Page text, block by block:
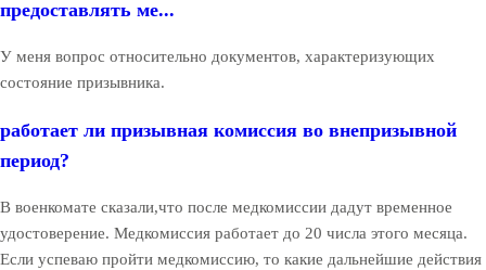
предоставлять ме...
У меня вопрос относительно документов, характеризующих
состояние призывника.
работает ли призывная комиссия во внепризывной
период?
В военкомате сказали,что после медкомиссии дадут временное
удостоверение. Медкомиссия работает до 20 числа этого месяца.
Если успеваю пройти медкомиссию, то какие дальнейшие действия